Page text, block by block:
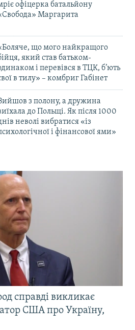
офіцерка батальйону
Маргарита
що мого найкращого
який став батьком-
і перевівся в ТЦК, б’ють
в тилу» – комбриг Габінет
з полону, а дружина
до Польщі. Як після 1000
неволі вибратися «із
і фінансової ями»
справді викликає
США про Україну,